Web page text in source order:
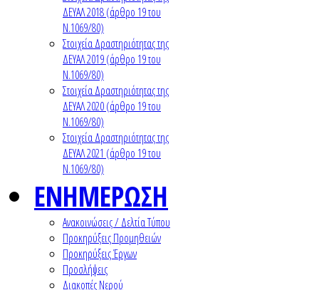
ΔΕΥΑΛ 2018 (άρθρο 19 του
Ν.1069/80)
Στοιχεία Δραστηριότητας της
ΔΕΥΑΛ 2019 (άρθρο 19 του
Ν.1069/80)
Στοιχεία Δραστηριότητας της
ΔΕΥΑΛ 2020 (άρθρο 19 του
Ν.1069/80)
Στοιχεία Δραστηριότητας της
ΔΕΥΑΛ 2021 (άρθρο 19 του
Ν.1069/80)
ΕΝΗΜΕΡΩΣΗ
Ανακοινώσεις / Δελτία Τύπου
Προκηρύξεις Προμηθειών
Προκηρύξεις Έργων
Προσλήψεις
Διακοπές Νερού